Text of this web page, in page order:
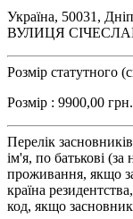
Україна, 50031,
ВУЛИЦЯ
Розмір статутного
Розмір : 9900,00 грн.
Перелік
ім'я, по батькові (за
проживання, якщо
країна
код, якщо